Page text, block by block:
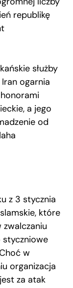
republikę
służby
ogarnia
a jego
od
z 3 stycznia
które
zwalczaniu
styczniowe
w
organizacja
za atak